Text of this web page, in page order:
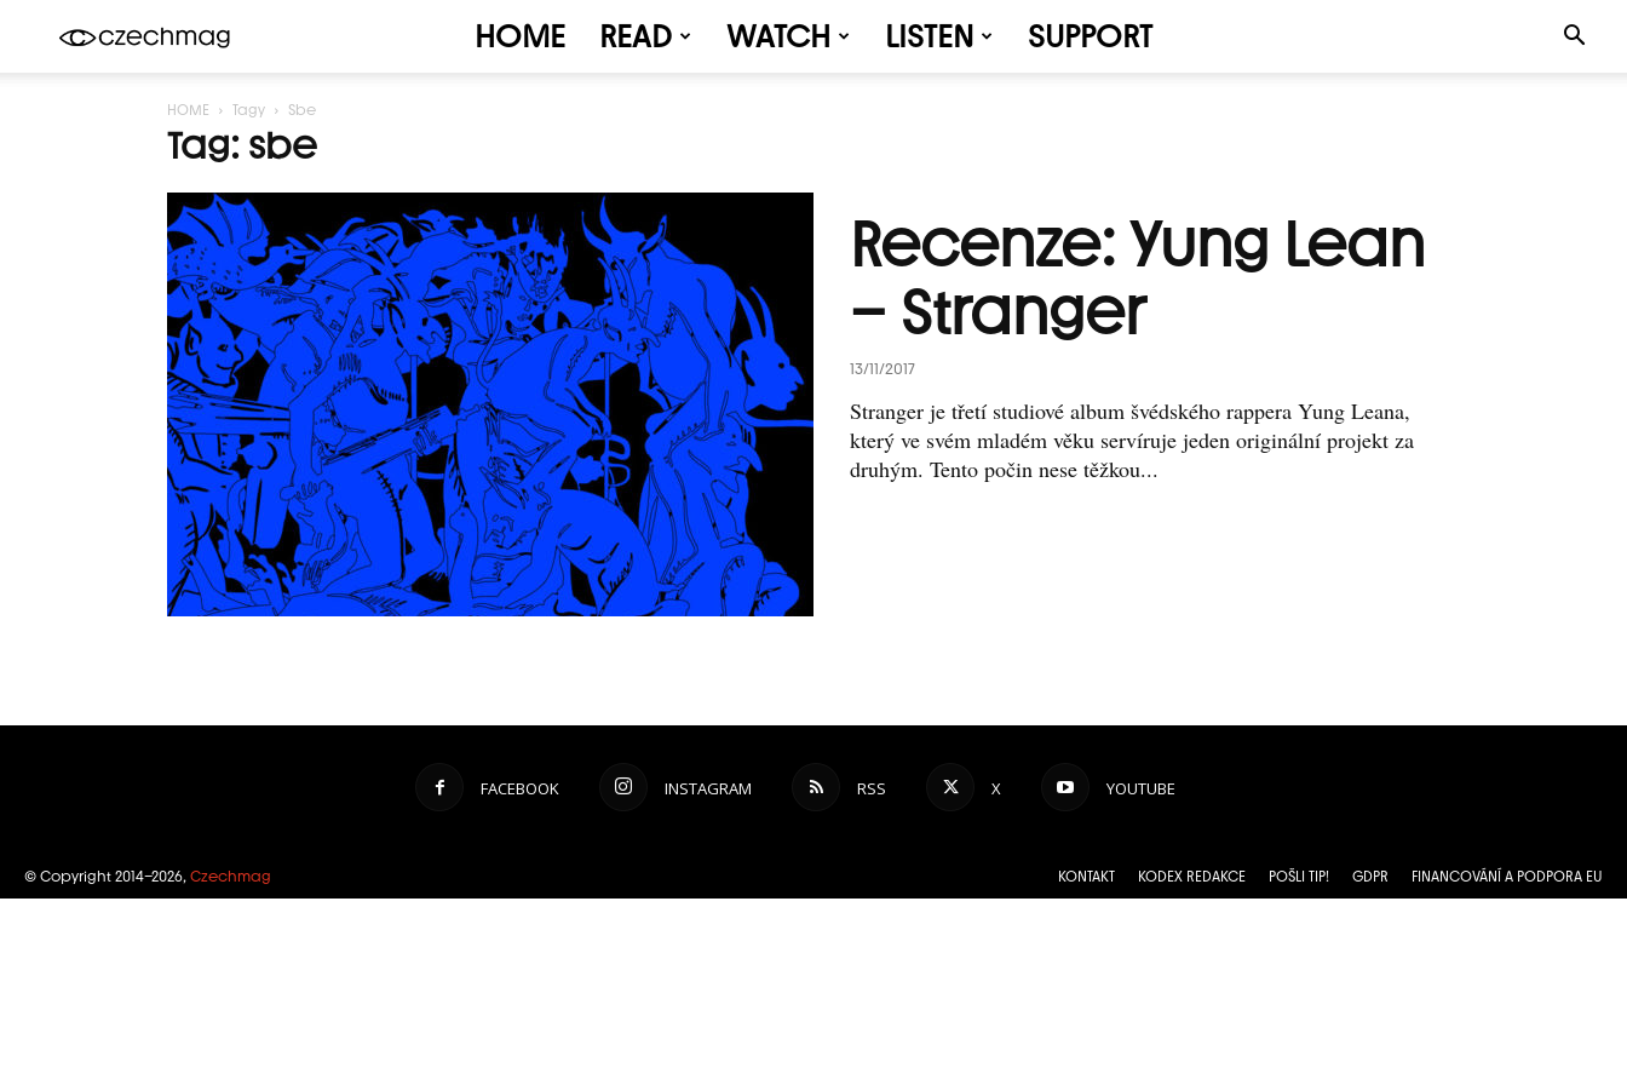
HOME READ WATCH LISTEN SUPPORT
HOME Tagy Sbe
Tag: sbe
Recenze: Yung Lean
– Stranger
13/11/2017
Stranger je třetí studiové album švédského rappera Yung Leana,
který ve svém mladém věku servíruje jeden originální projekt za
druhým. Tento počin nese těžkou...
FACEBOOK INSTAGRAM RSS X YOUTUBE
KONTAKT KODEX REDAKCE POŠLI TIP! GDPR FINANCOVÁNÍ A PODPORA EU
© Copyright 2014–2026, Czechmag